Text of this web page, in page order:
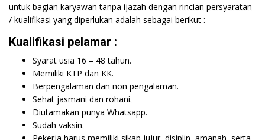
untuk bagian karyawan tanpa ijazah dengan rincian persyaratan
/ kualifikasi yang diperlukan adalah sebagai berikut :
Kualifikasi pelamar :
Syarat usia 16 – 48 tahun.
Memiliki KTP dan KK.
Berpengalaman dan non pengalaman.
Sehat jasmani dan rohani.
Diutamakan punya Whatsapp.
Sudah vaksin.